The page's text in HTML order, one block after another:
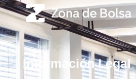
Información Legal